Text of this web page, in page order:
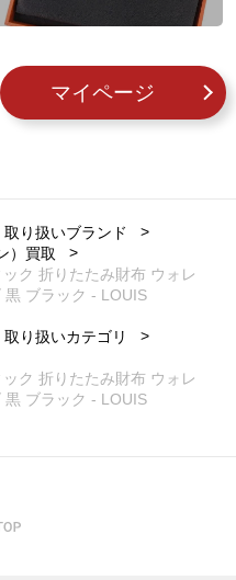
マイページ
取り扱いブランド
）買取
ク 折りたたみ財布 ウォレ
黒 ブラック - LOUIS
取り扱いカテゴリ
ク 折りたたみ財布 ウォレ
黒 ブラック - LOUIS